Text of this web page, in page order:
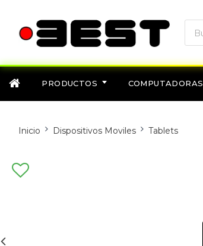
PRODUCTOS COMPUTADORAS
Inicio Dispositivos Moviles Tablets